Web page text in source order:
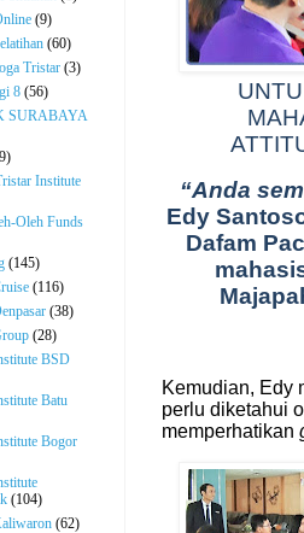
“Anda
Edy
Dafam
Kemudian, Edy
perlu diketahui
memperhatikan
(9)
(60)
Tristar (3)
8 (56)
SURABAYA
Institute
Oleh Funds
(145)
(116)
(38)
(28)
BSD
Batu
Bogor
(104)
(62)